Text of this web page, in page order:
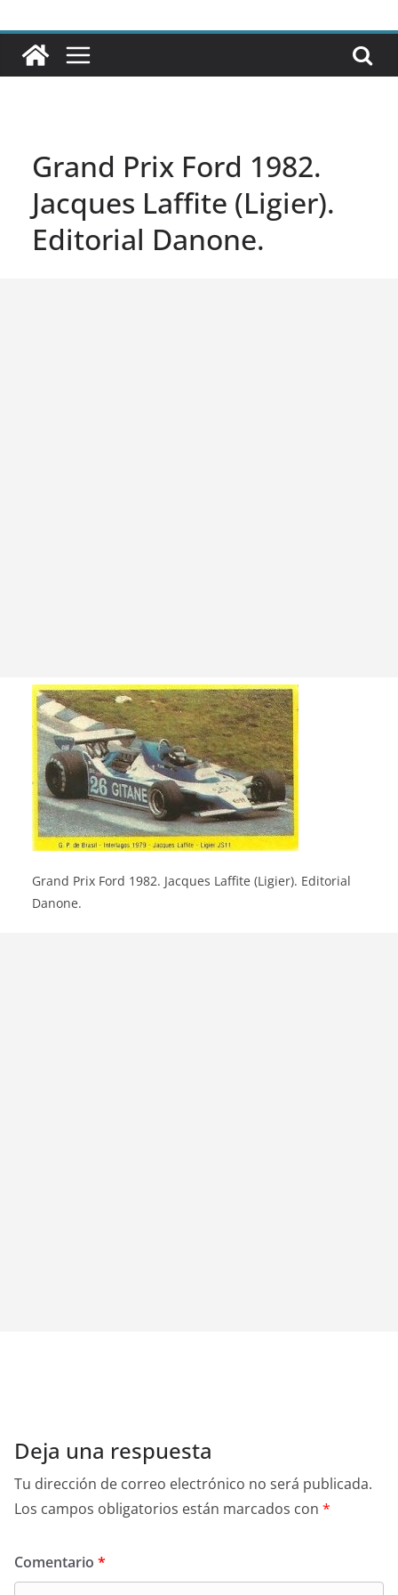
Grand Prix Ford 1982.
Jacques Laffite (Ligier).
Editorial Danone.
Grand Prix Ford 1982. Jacques Laffite (Ligier). Editorial
Danone.
Deja una respuesta
Tu dirección de correo electrónico no será publicada.
Los campos obligatorios están marcados con *
Comentario *